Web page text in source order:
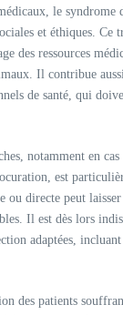
le syndrome
et éthiques.
des ressources
Il contribue
de santé, qui
notamment en
est
ou directe peut laisser
Il est dès lors
adaptées,
des patients